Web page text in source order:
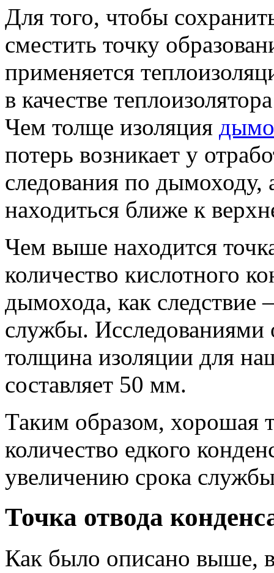
Для того, чтобы
сместить точку
применяется
в качестве
Чем толще изоляция
потерь возникает у
следования по дымоходу,
находиться ближе к
Чем выше находится
количество кислотного
дымохода, как следствие
службы. Исследованиями
толщина изоляции для
составляет 50 мм.
Таким образом, хорошая
количество едкого
увеличению срока
Точка отвода
Как было описано выше,